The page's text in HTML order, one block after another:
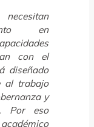
en
con el
diseñado
al trabajo
y
Por eso